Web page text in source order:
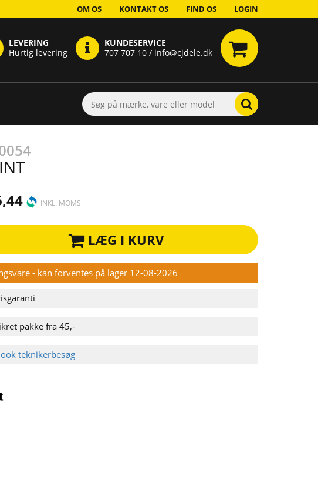
OM OS KONTAKT OS FIND OS LOGIN
LEVERING
Hurtig levering
KUNDESERVICE
707 707 10 / info@cjdele.dk
INKL. MOMS
LÆG I KURV
- kan forventes på lager 12-08-2026
pakke fra 45,-
teknikerbesøg